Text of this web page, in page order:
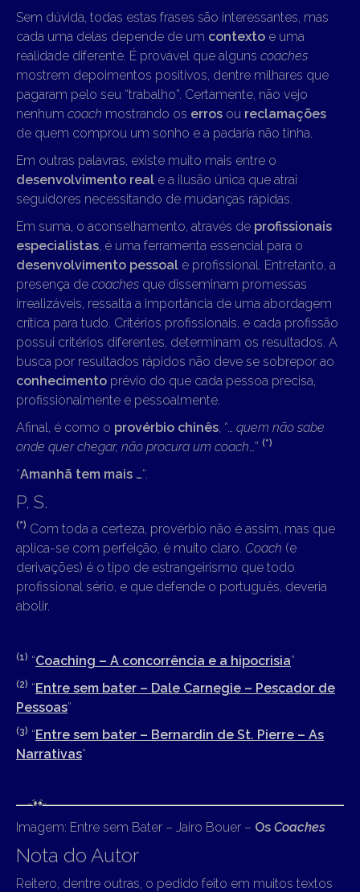
Sem dúvida, todas estas frases são interessantes, mas
cada uma delas depende de um contexto e uma
realidade diferente. É provável que alguns coaches
mostrem depoimentos positivos, dentre milhares que
pagaram pelo seu “trabalho”. Certamente, não vejo
nenhum coach mostrando os erros ou reclamações
de quem comprou um sonho e a padaria não tinha.
Em outras palavras, existe muito mais entre o
desenvolvimento real e a ilusão única que atrai
seguidores necessitando de mudanças rápidas.
Em suma, o aconselhamento, através de profissionais
especialistas , é uma ferramenta essencial para o
desenvolvimento pessoal e profissional. Entretanto, a
presença de coaches que disseminam promessas
irrealizáveis, ressalta a importância de uma abordagem
crítica para tudo. Critérios profissionais, e cada profissão
possui critérios diferentes, determinam os resultados. A
busca por resultados rápidos não deve se sobrepor ao
conhecimento prévio do que cada pessoa precisa,
profissionalmente e pessoalmente.
Afinal, é como o provérbio chinês , “… quem não sabe
onde quer chegar, não procura um coach …” (*)
“Amanhã tem mais …“.
P. S.
(*) Com toda a certeza, provérbio não é assim, mas que
aplica-se com perfeição, é muito claro. Coach (e
derivações) é o tipo de estrangeirismo que todo
profissional sério, e que defende o português, deveria
abolir.
(1) “Coaching – A concorrência e a hipocrisia”
(2) “Entre sem bater – Dale Carnegie – Pescador de
Pessoas”
(3) “Entre sem bater – Bernardin de St. Pierre – As
Narrativas”
Imagem: Entre sem Bater – Jairo Bouer – Os Coaches
Nota do Autor
Reitero, dentre outras, o pedido feito em muitos textos